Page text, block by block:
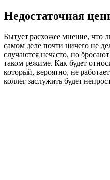
Недостаточная
Бытует расхожее мнение, что
самом деле почти ничего не
случаются нечасто, но
таком режиме. Как будет
который, вероятно, не
коллег заслужить будет